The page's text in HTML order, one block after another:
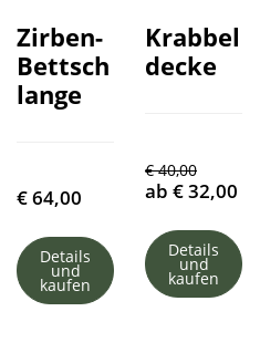
Zirben-
Bettsch
lange
€64,00
Details
und
kaufen
Krabbel
decke
€ 40,00
ab €32,00
Details
und
kaufen